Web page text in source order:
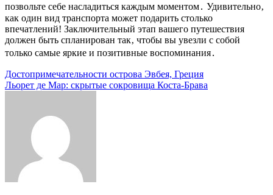
позвольте себе насладиться каждым моментом․ Удивительно‚
как один вид транспорта может подарить столько
впечатлений! Заключительный этап вашего путешествия
должен быть спланирован так‚ чтобы вы увезли с собой
только самые яркие и позитивные воспоминания․
Навигация
по
Достопримечательности острова Эвбея, Греция
Льорет де Мар: скрытые сокровища Коста-Брава